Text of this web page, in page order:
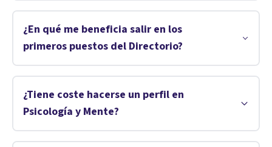
¿En qué me beneficia salir en los
primeros puestos del Directorio?
¿Tiene coste hacerse un perfil en
Psicología y Mente?